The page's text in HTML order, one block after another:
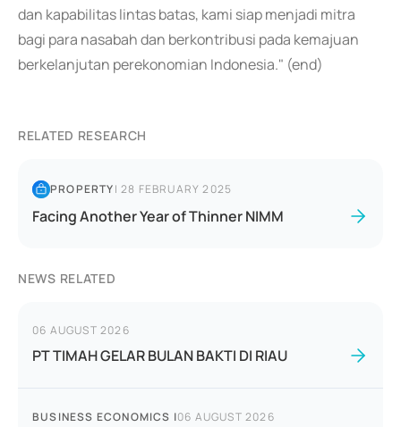
dan kapabilitas lintas batas, kami siap menjadi mitra
bagi para nasabah dan berkontribusi pada kemajuan
berkelanjutan perekonomian Indonesia." (end)
RELATED RESEARCH
PROPERTY|28 FEBRUARY 2025
Facing Another Year of Thinner NIMM
NEWS RELATED
06 AUGUST 2026
PT TIMAH GELAR BULAN BAKTI DI RIAU
BUSINESS ECONOMICS |06 AUGUST 2026